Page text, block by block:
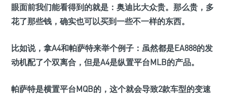
眼面前我们能看得到的就是：奥迪比大众贵。那么贵，多
花了那些钱，确实也可以买到一些不一样的东西。
比如说，拿A4和帕萨特来举个例子：虽然都是EA888的发
动机配了个双离合，但是A4是纵置平台MLB的产品。
帕萨特是横置平台MQB的，这个就会导致2款车型的变速